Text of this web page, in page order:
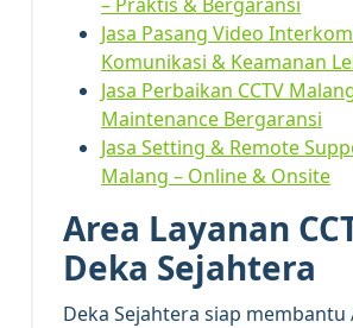
Jasa Pasang Video
Komunikasi & Keamanan
Jasa Perbaikan CCTV
Maintenance Bergaransi
Jasa Setting & Remote
Malang – Online & Onsite
Area Layanan
Deka Sejahtera
Deka Sejahtera siap membantu